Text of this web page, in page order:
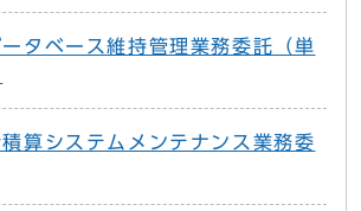
タベース維持管理業務委託（単
算システムメンテナンス業務委